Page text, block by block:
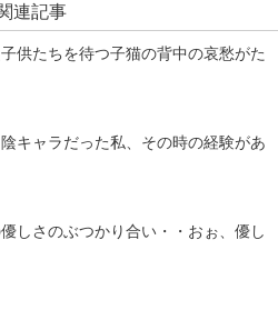
連記事
供たちを待つ子猫の背中の哀愁がた
キャラだった私、その時の経験があ
しさのぶつかり合い・・おぉ、優し